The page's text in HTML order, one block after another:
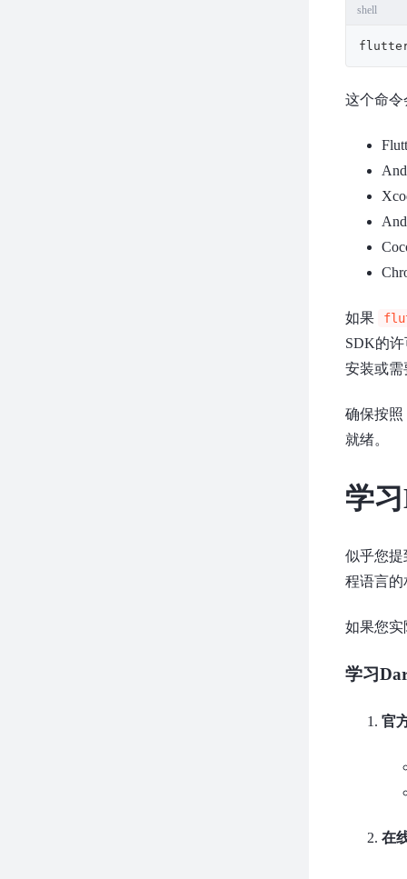
shell
这个命令
如果
SDK的
安装或需
确保按照
就绪。
学
似乎您提
程语言的
如果您实
学习
官
在